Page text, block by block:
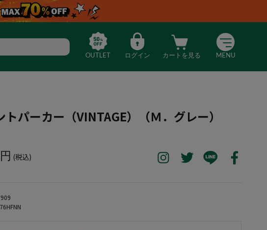
OUTLET ログイン カートを見る MENU
パーカー（VINTAGE）（Ｍ．グレー）
(税込)